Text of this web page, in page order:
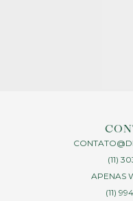
(11)
APENAS
(11)